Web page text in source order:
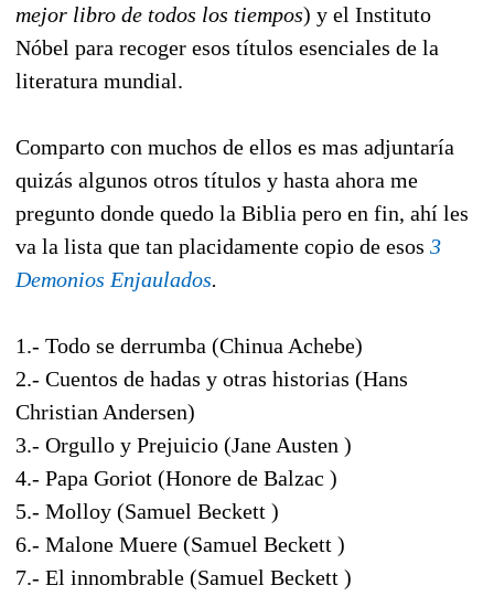
mejor libro de todos los tiempos) y el Instituto
Nóbel para recoger esos títulos esenciales de la
literatura mundial.
Comparto con muchos de ellos es mas adjuntaría
quizás algunos otros títulos y hasta ahora me
pregunto donde quedo la Biblia pero en fin, ahí les
va la lista que tan placidamente copio de esos 3
Demonios Enjaulados.
1.- Todo se derrumba (Chinua Achebe)
2.- Cuentos de hadas y otras historias (Hans
Christian Andersen)
3.- Orgullo y Prejuicio (Jane Austen )
4.- Papa Goriot (Honore de Balzac )
5.- Molloy (Samuel Beckett )
6.- Malone Muere (Samuel Beckett )
7.- El innombrable (Samuel Beckett )